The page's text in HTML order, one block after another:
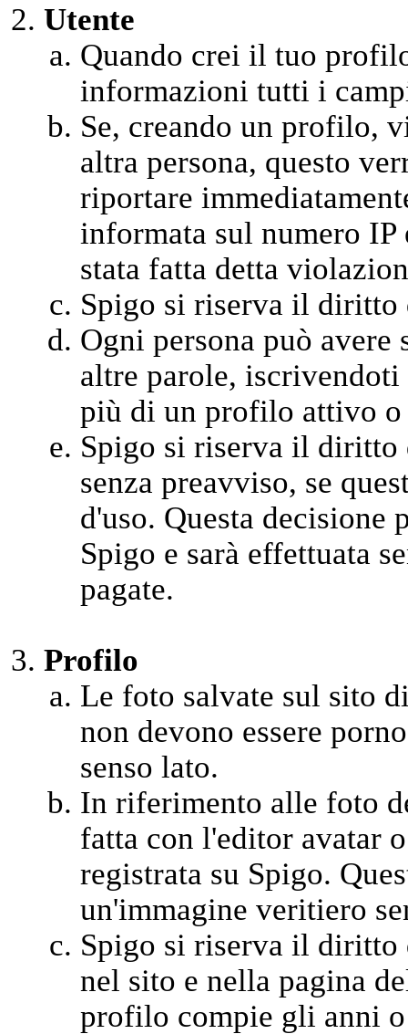
Utente
Quando crei il tuo
informazioni tutti i
Se, creando un profilo,
altra persona, questo
riportare
informata sul numero
stata fatta detta
Spigo si riserva il diritto
Ogni persona può
altre parole, iscrivendoti
più di un profilo attivo
Spigo si riserva il
senza preavviso, se
d'uso. Questa decisione
Spigo e sarà effettuata
pagate.
Profilo
Le foto salvate sul sito
non devono essere
senso lato.
In riferimento alle foto
fatta con l'editor avatar
registrata su Spigo.
un'immagine veritiero
Spigo si riserva il
nel sito e nella pagina
profilo compie gli anni